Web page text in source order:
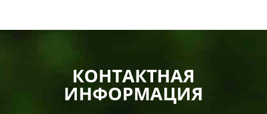
КОНТАКТНАЯ
ИНФОРМАЦИЯ